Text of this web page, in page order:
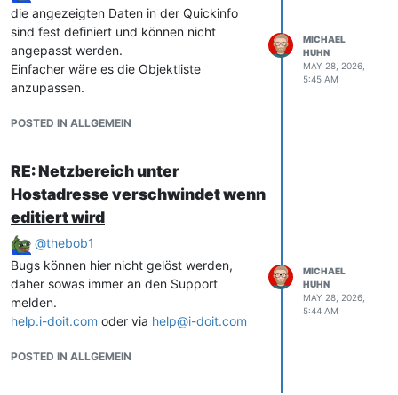
(C__CATS__PDU_OVERVIEW) ist intern eine
virtuelle Kategorie (source_table =
isys_catg_virtual_list). Virtuelle Kategorien
aggregieren nur, sie haben keine eigene
Speicher-Spaltenstruktur, daher ist der
Verhalten, kein Bug der Demo.
Receptacles sind in i-doit kein
eigenständiges Objekt. Die Tabelle
isys_cats_pdu_branch_list hat lediglich eine
Integer-Spalte receptables (= Anzahl).
Receptacle-Namen, Pwr-Werte und
akkumulierte Energie holt i-doit
ausschliesslich per SNMP, die Default-
OIDs zeigen auf
die Liebert/Vertiv-Enterprise-MIB
lgpPduRcpEntry). Überschreibbar sind die
die angezeigten Daten in der Quickinfo
sind fest definiert und können nicht
angepasst werden.
Einfacher wäre es die Objektliste
anzupassen.
POSTED IN ALLGEMEIN
MICHAEL
HUHN
MAY 28, 2026,
5:45 AM
RE: Netzbereich unter
Hostadresse verschwindet wenn
editiert wird
@thebob1
Bugs können hier nicht gelöst werden,
daher sowas immer an den Support
melden.
help.i-doit.com oder via help@i-doit.com
POSTED IN ALLGEMEIN
MICHAEL
HUHN
MAY 28, 2026,
5:44 AM